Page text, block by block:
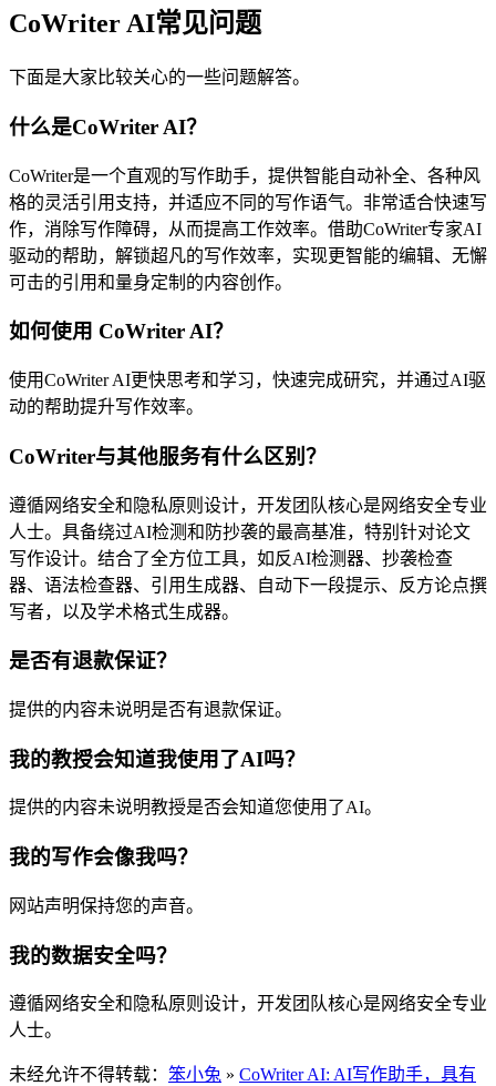
CoWriter AI常见问题
下面是大家比较关心的一些问题解答。
什么是CoWriter AI？
CoWriter是一个直观的写作助手，提供智能自动补全、各种风
格的灵活引用支持，并适应不同的写作语气。非常适合快速写
作，消除写作障碍，从而提高工作效率。借助CoWriter专家AI
驱动的帮助，解锁超凡的写作效率，实现更智能的编辑、无懈
可击的引用和量身定制的内容创作。
如何使用 CoWriter AI？
使用CoWriter AI更快思考和学习，快速完成研究，并通过AI驱
动的帮助提升写作效率。
CoWriter与其他服务有什么区别？
遵循网络安全和隐私原则设计，开发团队核心是网络安全专业
人士。具备绕过AI检测和防抄袭的最高基准，特别针对论文
写作设计。结合了全方位工具，如反AI检测器、抄袭检查
器、语法检查器、引用生成器、自动下一段提示、反方论点撰
写者，以及学术格式生成器。
是否有退款保证？
提供的内容未说明是否有退款保证。
我的教授会知道我使用了AI吗？
提供的内容未说明教授是否会知道您使用了AI。
我的写作会像我吗？
网站声明保持您的声音。
我的数据安全吗？
遵循网络安全和隐私原则设计，开发团队核心是网络安全专业
人士。
未经允许不得转载： 笨小兔 » CoWriter AI: AI写作助手，具有